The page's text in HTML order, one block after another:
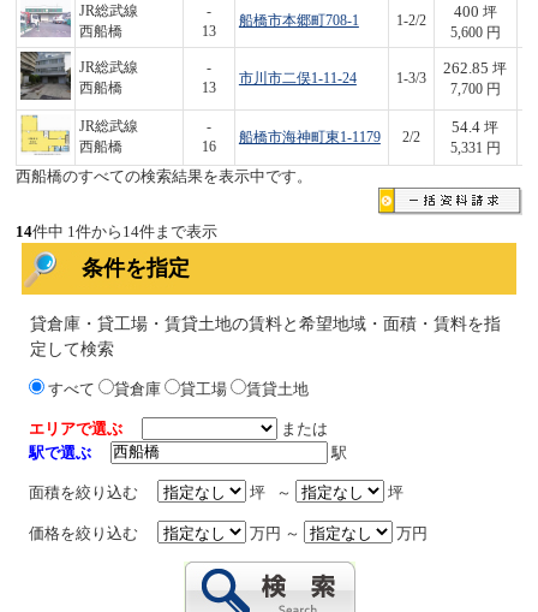
JR総武線
西船橋
-
13
船橋市本郷町708-1 1-2/2
400 坪
5,600 円
JR総武線
西船橋
-
13
市川市二俣1-11-24 1-3/3
262.85 坪
7,700 円
JR総武線
西船橋
-
16
船橋市海神町東1-1179 2/2
54.4 坪
5,331 円
西船橋のすべての検索結果を表示中です。
14件中 1件から14件まで表示
条件を指定
貸倉庫・貸工場・賃貸土地の賃料と希望地域・面積・賃料を指
定して検索
すべて 貸倉庫 貸工場 賃貸土地
エリアで選ぶ
または
駅で選ぶ
駅
面積を絞り込む 坪 ～ 坪
価格を絞り込む 万円 ～ 万円